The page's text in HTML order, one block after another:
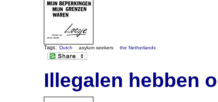
Tags: Dutch asylum seekers the Netherlands
Illegalen hebben